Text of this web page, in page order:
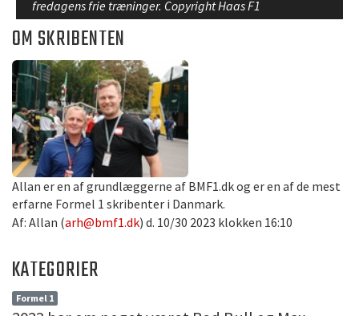
fredagens frie træninger. Copyright Haas F1
OM SKRIBENTEN
Allan er en af grundlæggerne af BMF1.dk og er en af de mest
erfarne Formel 1 skribenter i Danmark.
Af: Allan (arh@bmf1.dk) d. 10/30 2023 klokken 16:10
KATEGORIER
Formel 1